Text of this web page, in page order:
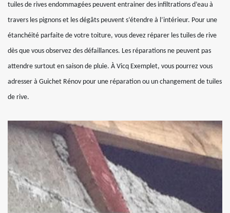
tuiles de rives endommagées peuvent entrainer des infiltrations d’eau à
travers les pignons et les dégâts peuvent s’étendre à l’intérieur. Pour une
étanchéité parfaite de votre toiture, vous devez réparer les tuiles de rive
dès que vous observez des défaillances. Les réparations ne peuvent pas
attendre surtout en saison de pluie. À Vicq Exemplet, vous pourrez vous
adresser à Guichet Rénov pour une réparation ou un changement de tuiles
de rive.